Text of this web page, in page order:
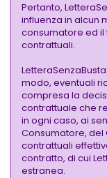
Pertanto,
influenza in alcun
consumatore ed
contrattuali.
modo, eventuali
compresa la
contrattuale che
in ogni caso, ai
Consumatore, del
contrattuali
contratto, di cui
estranea.